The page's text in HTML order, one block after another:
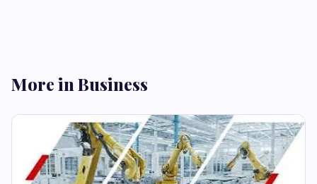
More in Business